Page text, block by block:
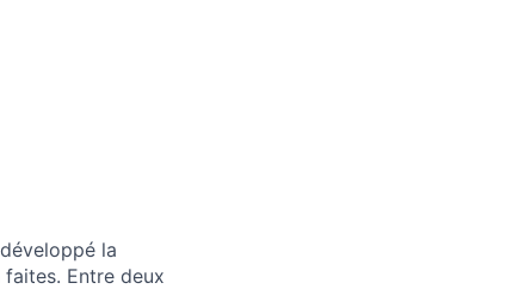
la
Entre deux